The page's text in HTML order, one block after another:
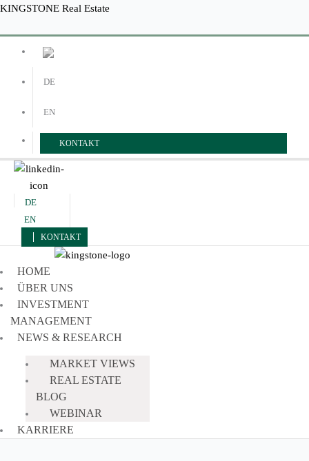
Zum
KINGSTONE Real Estate
Menü
DE
EN
KONTAKT
DE
EN
KONTAKT
Menü
HOME
ÜBER UNS
INVESTMENT
MANAGEMENT
NEWS & RESEARCH
MARKET VIEWS
REAL ESTATE
BLOG
WEBINAR
KARRIERE